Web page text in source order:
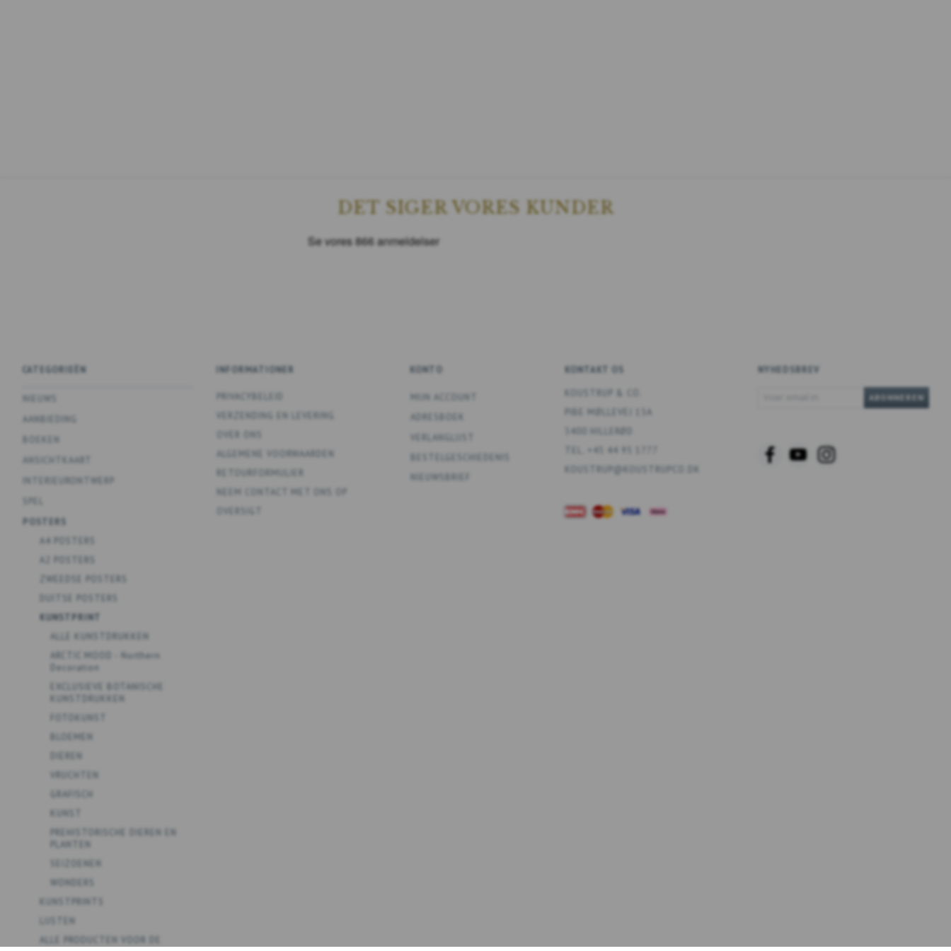
DET SIGER VORES KUNDER
CATEGORIEËN
NIEUWS
AANBIEDING
ANSICHTKAART
INTERIEURONTWERP
POSTERS
A4 POSTERS
A2 POSTERS
ZWEEDSE POSTERS
KUNSTPRINT
ALLE KUNSTDRUKKEN
ARCTIC MOOD - Northern
Decoration
EXCLUSIEVE BOTANISCHE
KUNSTDRUKKEN
FOTOKUNST
BLOEMEN
DIEREN
VRUCHTEN
GRAFISCH
KUNST
PREHISTORISCHE DIEREN EN
PLANTEN
SEIZOENEN
WONDERS
KUNSTPRINTS
LIJSTEN
ALLE PRODUCTEN VOOR DE
INFORMATIONER
ALGEMENE VOORWAARDEN
RETOURFORMULIER
NEEM CONTACT MET ONS OP
KONTO
MIJN ACCOUNT
ADRESBOEK
VERLANGLIJST
NIEUWSBRIEF
KONTAKT OS
PIBE MØLLEVEJ 13A
3400 HILLERØD
TEL. +45 44 95 1777
NYHEDSBREV
ABONNEREN